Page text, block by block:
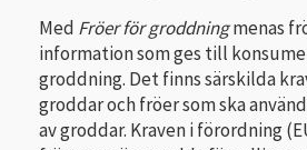
Med Fröer för groddningmenas
information som ges till
groddning. Det finns särskilda
groddar och fröer som ska
av groddar. Kraven i förordning